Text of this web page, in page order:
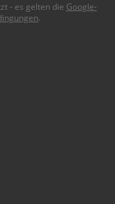
- es gelten die Google-
.